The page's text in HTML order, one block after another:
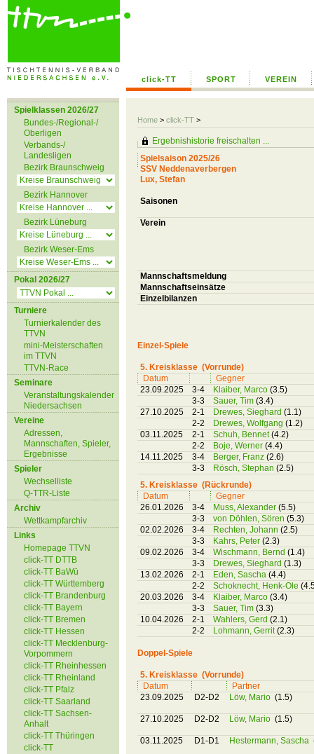
click-TT SPORT VEREIN
Home > click-TT >
Spielklassen 2026/27
Bundes-/Regional-/
Oberligen
Verbands-/
Landesligen
Bezirk Braunschweig
Bezirk Hannover
Bezirk Lüneburg
Bezirk Weser-Ems
Pokal 2026/27
Turniere
Turnierkalender des
TTVN
mini-Meisterschaften
im TTVN
TTVN-Race
Seminare
Veranstaltungskalender
Niedersachsen
Vereine
Adressen,
Mannschaften, Spieler,
Ergebnisse
Spieler
Wechselliste
Q-TTR-Liste
Archiv
Wettkampfarchiv
Links
Homepage TTVN
click-TT DTTB
click-TT BaWü
click-TT Württemberg
click-TT Brandenburg
click-TT Bayern
click-TT Bremen
click-TT Hessen
click-TT Mecklenburg-
Vorpommern
click-TT Rheinhessen
click-TT Rheinland
click-TT Pfalz
click-TT Saarland
click-TT Sachsen-
Anhalt
click-TT Thüringen
click-TT
Ergebnishistorie freischalten ...
Spielsaison 2025/26
SSV Neddenaverbergen
Lux, Stefan
Saisonen
Verein
Mannschaftsmeldung
Mannschaftseinsätze
Einzelbilanzen
Einzel-Spiele
5. Kreisklasse (Vorrunde)
Datum
Gegner
23.09.2025
3-4 Klaiber, Marco (3.5)
3-3
Sauer, Tim (3.4)
27.10.2025
2-1 Drewes, Sieghard (1.1)
2-2
Drewes, Wolfgang (1.2)
03.11.2025
2-1 Schuh, Bennet(4.2)
2-2
Boje, Werner (4.4)
14.11.2025
3-4 Berger, Franz (2.6)
3-3
Rösch, Stephan (2.5)
5. Kreisklasse (Rückrunde)
Datum
Gegner
26.01.2026
3-4 Muss, Alexander (5.5)
3-3
von Döhlen, Sören (5.3)
02.02.2026
3-4 Rechten, Johann (2.5)
3-3
Kahrs, Peter (2.3)
09.02.2026
3-4 Wischmann, Bernd (1.4)
3-3
Drewes, Sieghard (1.3)
13.02.2026
2-1 Eden, Sascha (4.4)
2-2
Schoknecht, Henk-Ole
20.03.2026
3-4 Klaiber, Marco (3.4)
3-3
Sauer, Tim (3.3)
10.04.2026
2-1 Wahlers, Gerd (2.1)
2-2
Lohmann, Gerrit(2.3)
Doppel-Spiele
5. Kreisklasse (Vorrunde)
Datum
Partner
23.09.2025
D2-D2 Löw, Mario (1.5)
27.10.2025 D2-D2 Löw, Mario (1.5)
03.11.2025 D1-D1 Hestermann, Sascha